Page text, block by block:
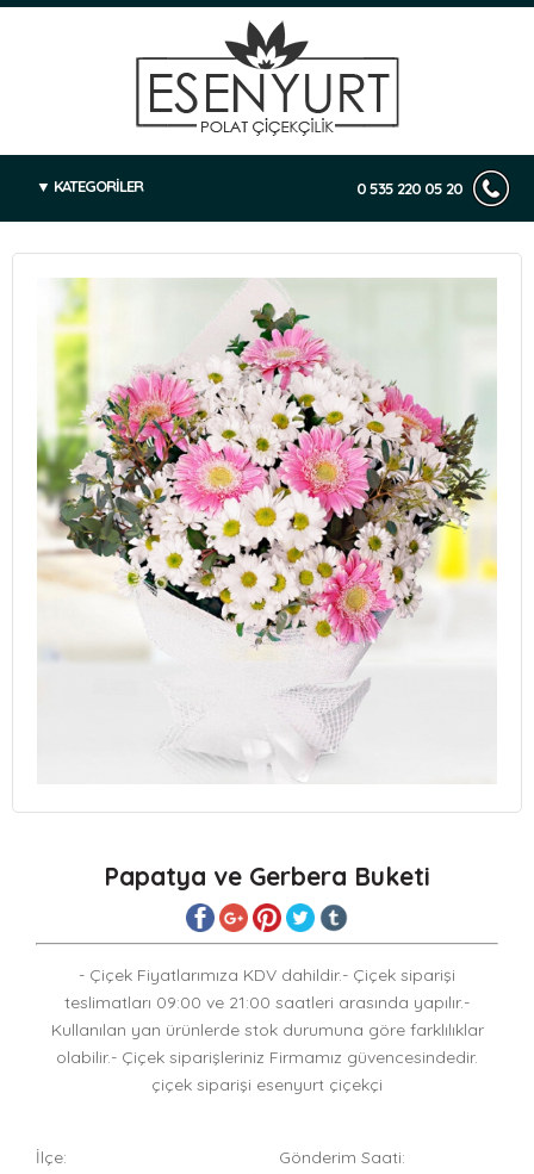
KATEGORİLER 0 535 220 05 20
Papatya ve Gerbera Buketi
- Çiçek Fiyatlarımıza KDV dahildir.- Çiçek siparişi
teslimatları 09:00 ve 21:00 saatleri arasında yapılır.-
Kullanılan yan ürünlerde stok durumuna göre farklılıklar
olabilir.- Çiçek siparişleriniz Firmamız güvencesindedir.
çiçek siparişi esenyurt çiçekçi
İlçe: Gönderim Saati: